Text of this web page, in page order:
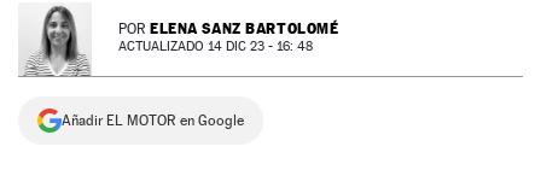
PREMIOS
SERVICIOS
POR ELENA SANZ BARTOLOMÉ
ACTUALIZADO 14 DIC 23 - 16: 48
Añadir EL MOTOR en Google